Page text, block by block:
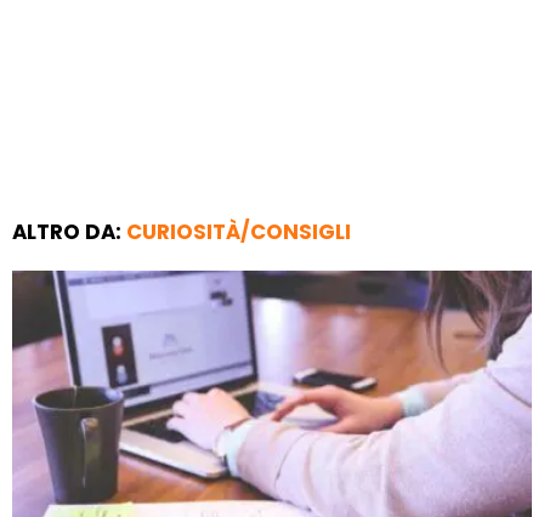
ALTRO DA: CURIOSITÀ/CONSIGLI